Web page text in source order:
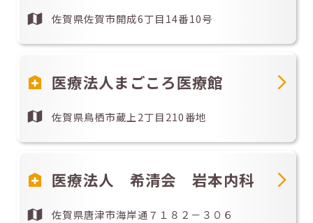
佐賀県佐賀市開成6丁目14番10号
医療法人まごころ医療館
佐賀県鳥栖市蔵上2丁目210番地
医療法人 希清会 岩本内科
佐賀県唐津市海岸通７１８２－３０６